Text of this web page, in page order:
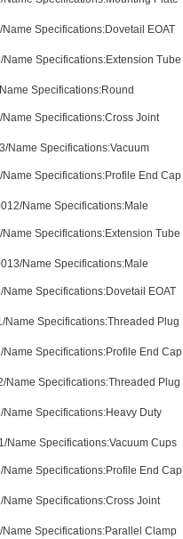
Specifications:Dovetail EOAT
Specifications:Extension Tube
Specifications:Round
Specifications:Cross Joint
Name Specifications:Vacuum
Specifications:Profile End Cap
Name Specifications:Male
Specifications:Extension Tube
Name Specifications:Male
Specifications:Dovetail EOAT
Name Specifications:Threaded Plug
Specifications:Profile End Cap
Name Specifications:Threaded Plug
Specifications:Heavy Duty
Name Specifications:Vacuum Cups
Specifications:Profile End Cap
Specifications:Cross Joint
Specifications:Parallel Clamp